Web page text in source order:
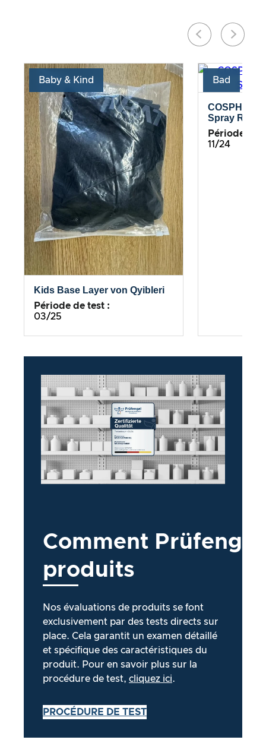
Baby & Kind
Kids Base Layer von Qyibleri
Période de test :
03/25
Bad
COSPHERA
Spray
Période de
11/24
Comment Prüfengel
produits
Nos évaluations de produits se font
exclusivement par des tests directs sur
place. Cela garantit un examen détaillé
et spécifique des caractéristiques du
produit. Pour en savoir plus sur la
procédure de test, cliquez ici.
PROCÉDURE DE TEST